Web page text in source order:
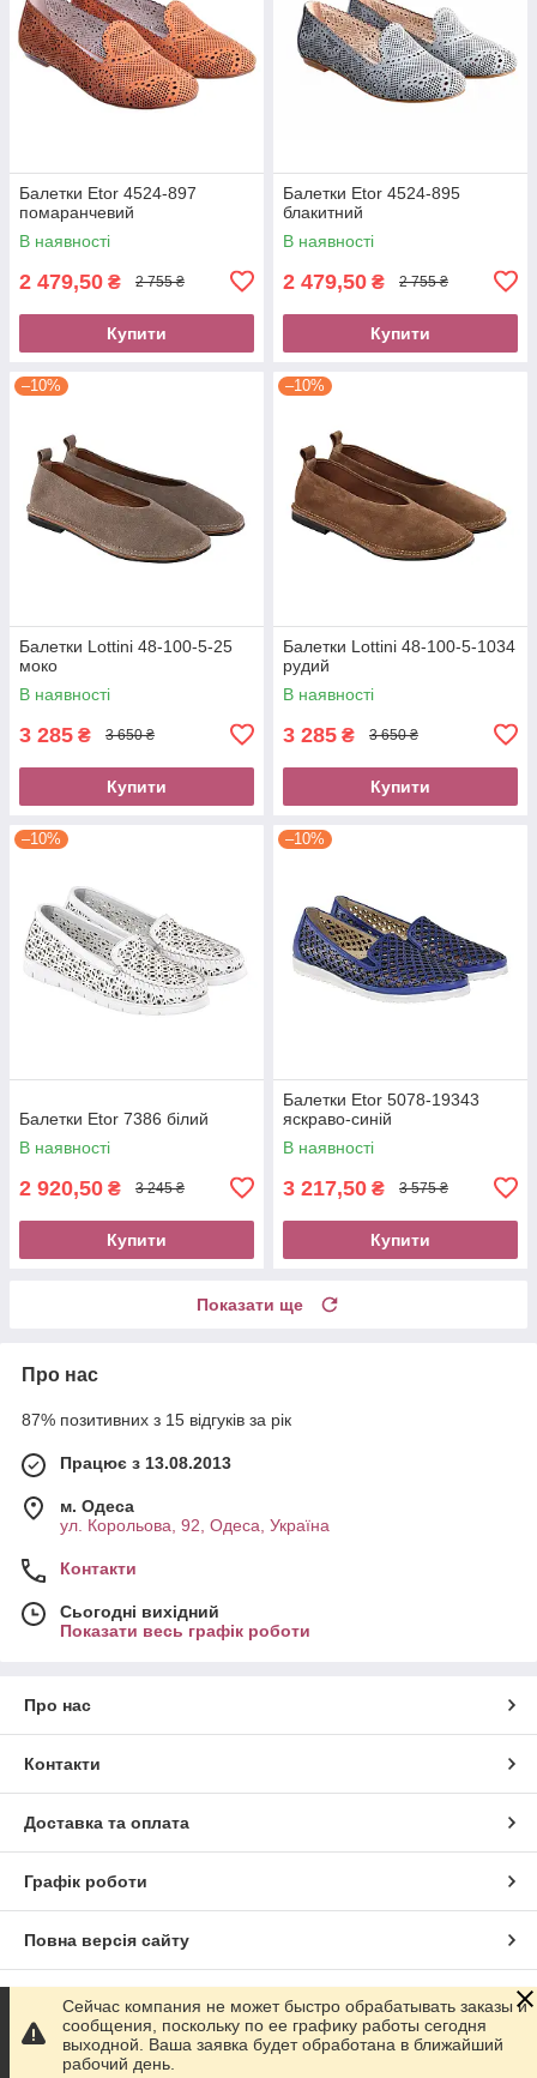
Балетки Etor 4524-897
помаранчевий
В наявності
2 479,50 ₴ 2 755 ₴
Купити
Балетки Etor 4524-895
блакитний
В наявності
2 479,50 ₴ 2 755 ₴
Купити
–10%
Балетки Lottini 48-100-5-25
моко
В наявності
3 285 ₴ 3 650 ₴
Купити
–10%
Балетки Lottini 48-100-5-1034
рудий
В наявності
3 285 ₴ 3 650 ₴
Купити
–10%
Балетки Etor 7386 білий
В наявності
2 920,50 ₴ 3 245 ₴
Купити
–10%
Балетки Etor 5078-19343
яскраво-синій
В наявності
3 217,50 ₴ 3 575 ₴
Купити
Показати ще
Про нас
87% позитивних з 15 відгуків за рік
Працює з 13.08.2013
м. Одеса
ул. Корольова, 92, Одеса, Україна
Контакти
Сьогодні вихідний
Показати весь графік роботи
Про нас
Контакти
Доставка та оплата
Графік роботи
Повна версія сайту
Сайт створено на маркетплейсі Prom.ua
Політика конфіденційності
Сейчас компания не может быстро обрабатывать заказы и
сообщения, поскольку по ее графику работы сегодня
выходной. Ваша заявка будет обработана в ближайший
рабочий день.